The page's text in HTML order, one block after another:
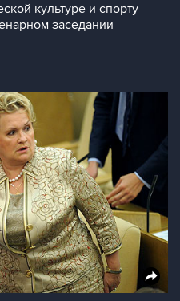
культуре и спорту
заседании